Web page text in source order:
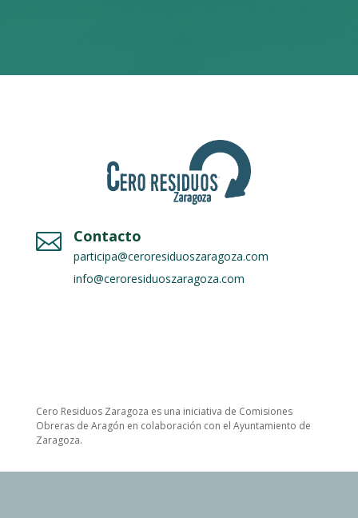
 Contacto
participa@ceroresiduoszaragoza.com
info@ceroresiduoszaragoza.com
Cero Residuos Zaragoza es una iniciativa de Comisiones
Obreras de Aragón en colaboración con el Ayuntamiento de
Zaragoza.